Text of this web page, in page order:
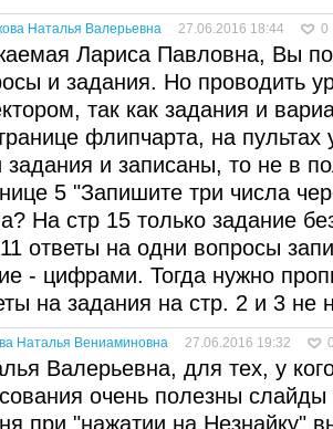
Наталья Валерьевна 27.06.2016 18:44 0
Лариса Павловна, Вы
и задания. Но проводить
так как задания и
флипчарта, на пультах
задания и записаны, то не в
5 "Запишите три числа
На стр 15 только задание
ответы на одни вопросы
- цифрами. Тогда нужно
на задания на стр. 2 и 3 не
Наталья Вениаминовна 27.06.2016 19:32
Валерьевна, для тех, у
очень полезны
при "нажатии на Незнайку"